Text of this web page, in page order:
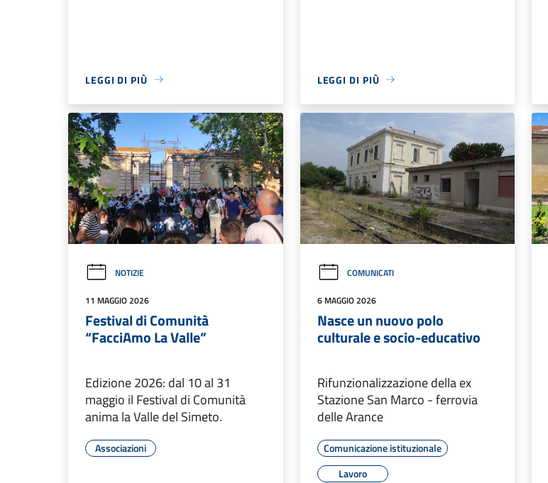
LEGGI DI PIÙ LEGGI DI PIÙ
NOTIZIE
11 MAGGIO 2026
Festival di Comunità
“FacciAmo La Valle”
Edizione 2026: dal 10 al 31
maggio il Festival di Comunità
anima la Valle del Simeto.
Associazioni
COMUNICATI
6 MAGGIO 2026
Nasce un nuovo polo
culturale e socio-educativo
Rifunzionalizzazione della ex
Stazione San Marco - ferrovia
delle Arance
Comunicazione istituzionale
Lavoro